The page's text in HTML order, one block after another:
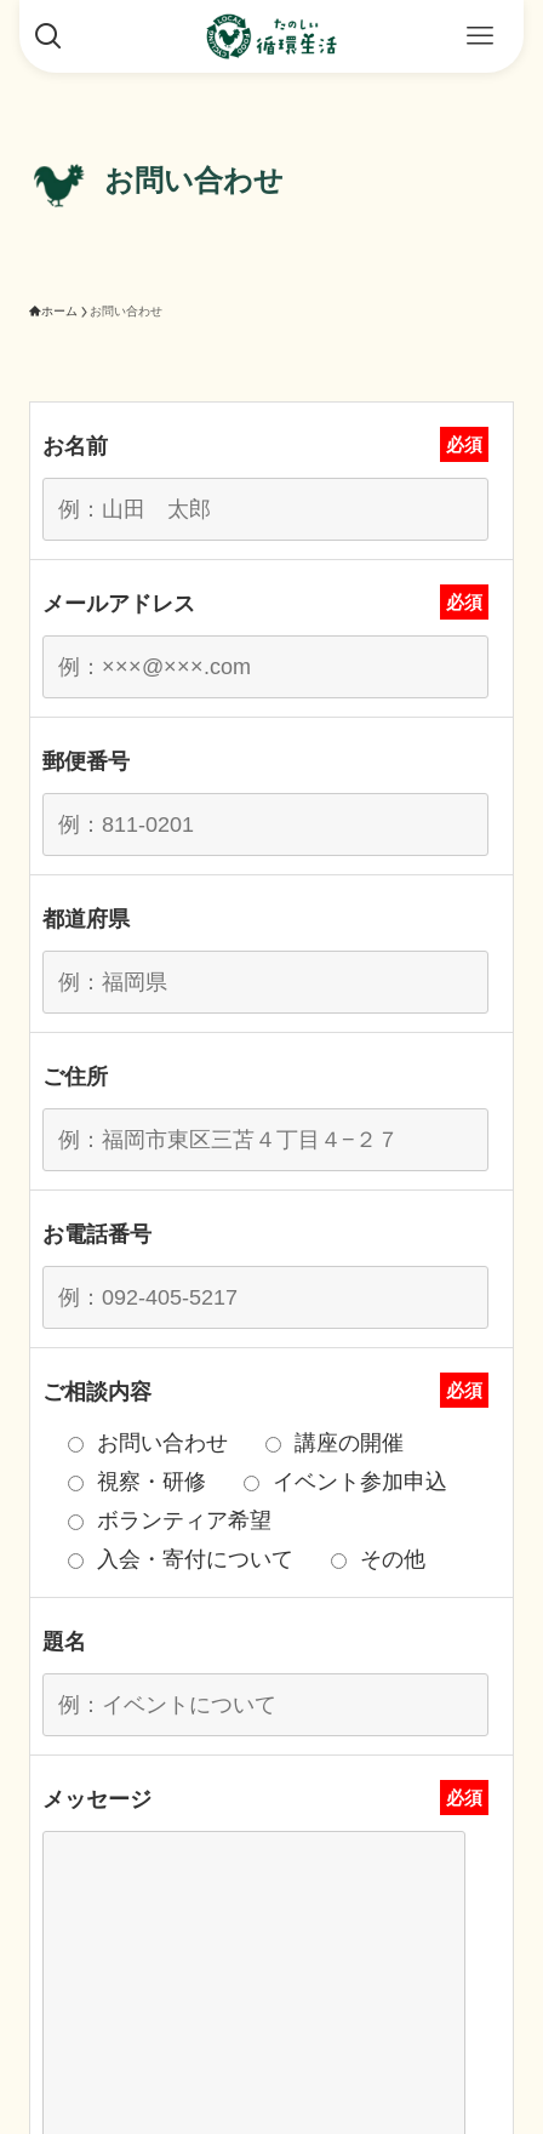
お問い合わせ
ホーム お問い合わせ
お名前 必須
メールアドレス 必須
郵便番号
都道府県
ご住所
お電話番号
ご相談内容 必須
お問い合わせ
講座の開催
視察・研修
イベント参加申込
ボランティア希望
入会・寄付について
その他
題名
メッセージ 必須